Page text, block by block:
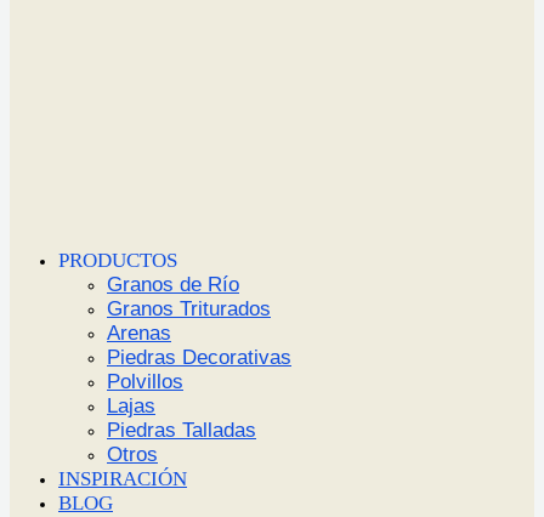
PRODUCTOS
Granos de Río
Granos Triturados
Arenas
Piedras Decorativas
Polvillos
Lajas
Piedras Talladas
Otros
INSPIRACIÓN
BLOG